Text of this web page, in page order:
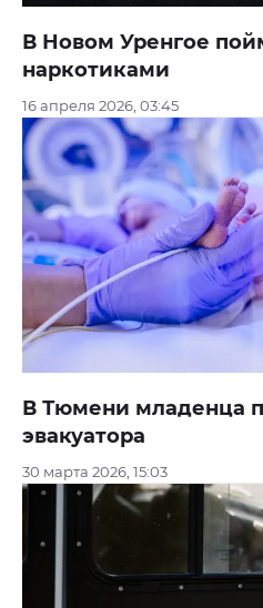
В Новом Уренгое
наркотиками
16 апреля 2026, 03:45
В Тюмени младенца
эвакуатора
30 марта 2026, 15:03